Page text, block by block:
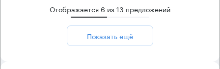
Отображается 6 из13 предложений
Показать ещё